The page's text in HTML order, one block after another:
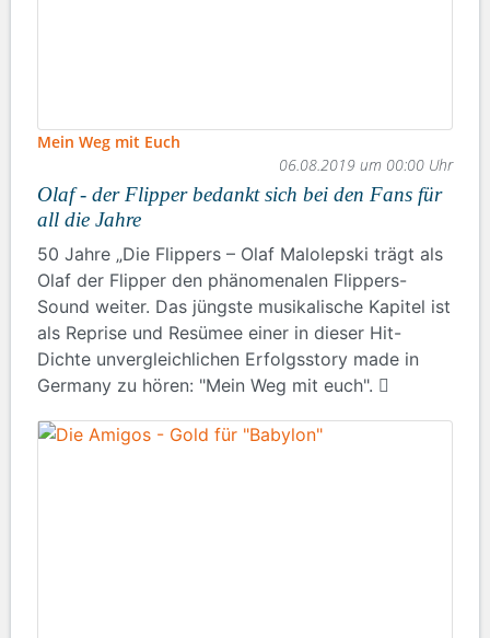
Mein Weg mit Euch
06.08.2019 um 00:00 Uhr
Olaf - der Flipper bedankt sich bei den Fans für
all die Jahre
50 Jahre „Die Flippers – Olaf Malolepski trägt als
Olaf der Flipper den phänomenalen Flippers-
Sound weiter. Das jüngste musikalische Kapitel ist
als Reprise und Resümee einer in dieser Hit-
Dichte unvergleichlichen Erfolgsstory made in
Germany zu hören: "Mein Weg mit euch".